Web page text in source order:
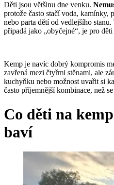
Děti jsou většinu dne venku.
protože často stačí voda, kamínky,
nebo parta dětí od vedlejšího
připadá jako „obyčejné“, je pro
Kemp je navíc dobrý kompromis
zavřená mezi čtyřmi stěnami, ale
kuchyňku nebo možnost uvařit si
často příjemnější kombinace, než
Co děti na
baví